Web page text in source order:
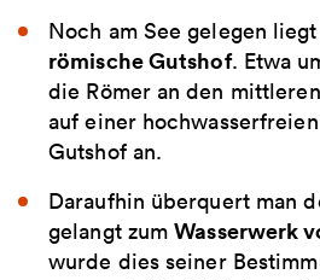
Noch am See gelegen
römische Gutshof. Etwa
die Römer an den
auf einer
Gutshof an.
Daraufhin überquert man
gelangt zumWasserwerk
wurde dies seiner